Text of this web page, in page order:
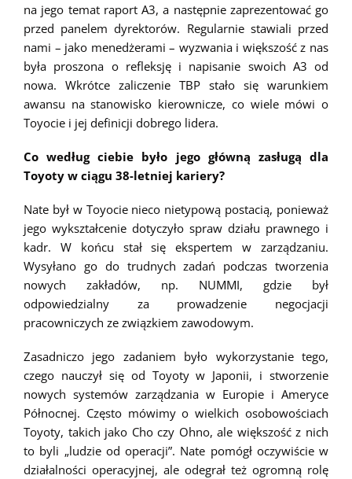
na jego temat raport A3, a następnie zaprezentować go
przed panelem dyrektorów. Regularnie stawiali przed
nami – jako menedżerami – wyzwania i większość z nas
była proszona o refleksję i napisanie swoich A3 od
nowa. Wkrótce zaliczenie TBP stało się warunkiem
awansu na stanowisko kierownicze, co wiele mówi o
Toyocie i jej definicji dobrego lidera.
Co według ciebie było jego główną zasługą dla
Toyoty w ciągu 38-letniej kariery?
Nate był w Toyocie nieco nietypową postacią, ponieważ
jego wykształcenie dotyczyło spraw działu prawnego i
kadr. W końcu stał się ekspertem w zarządzaniu.
Wysyłano go do trudnych zadań podczas tworzenia
nowych zakładów, np. NUMMI, gdzie był
odpowiedzialny za prowadzenie negocjacji
pracowniczych ze związkiem zawodowym.
Zasadniczo jego zadaniem było wykorzystanie tego,
czego nauczył się od Toyoty w Japonii, i stworzenie
nowych systemów zarządzania w Europie i Ameryce
Północnej. Często mówimy o wielkich osobowościach
Toyoty, takich jako Cho czy Ohno, ale większość z nich
to byli „ludzie od operacji”. Nate pomógł oczywiście w
działalności operacyjnej, ale odegrał też ogromną rolę